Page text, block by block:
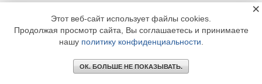
Этот веб-сайт использует файлы cookies.
Продолжая просмотр сайта, Вы соглашаетесь и принимаете
нашу политику конфиденциальности
ОК. БОЛЬШЕ НЕ ПОКАЗЫВАТЬ.
×